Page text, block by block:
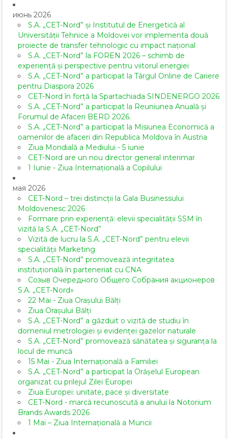
июнь 2026
S.A. „CET-Nord” și Institutul de Energetică al
Universității Tehnice a Moldovei vor implementa două
proiecte de transfer tehnologic cu impact național
S.A. „CET-Nord” la FOREN 2026 – schimb de
experiență și perspective pentru viitorul energiei
S.A. „CET-Nord” a participat la Târgul Online de Cariere
pentru Diaspora 2026
CET-Nord în forță la Spartachiada SINDENERGO 2026
S.A. „CET-Nord” a participat la Reuniunea Anuală și
Forumul de Afaceri BERD 2026.
S.A. „CET-Nord” a participat la Misiunea Economică a
oamenilor de afaceri din Republica Moldova în Austria
Ziua Mondială a Mediului - 5 iunie
CET-Nord are un nou director general interimar
1 Iunie - Ziua Internațională a Copilului
мая 2026
CET-Nord – trei distincții la Gala Businessului
Moldovenesc 2026
Formare prin experiență: elevii specialității SSM în
vizită la S.A. „CET-Nord”
Vizită de lucru la S.A. „CET-Nord” pentru elevii
specialității Marketing
S.A. „CET-Nord” promovează integritatea
instituțională în parteneriat cu CNA
Созыв Очередного Общего Собрания акционеров
S.A. „CET-Nord»
22 Mai - Ziua Orașului Bălți
Ziua Orașului Bălți
S.A. „CET-Nord” a găzduit o vizită de studiu în
domeniul metrologiei și evidenței gazelor naturale
S.A. „CET-Nord” promovează sănătatea și siguranța la
locul de muncă
15 Mai - Ziua Internațională a Familiei
S.A. „CET-Nord” a participat la Orășelul European
organizat cu prilejul Zilei Europei
Ziua Europei: unitate, pace și diversitate
CET-Nord - marcă recunoscută a anului la Notorium
Brands Awards 2026
1 Mai – Ziua Internațională a Muncii